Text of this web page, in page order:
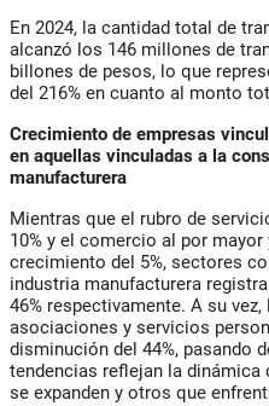
En 2024, la cantidad total de
alcanzó los 146 millones de
billones de pesos, lo que
del 216% en cuanto al monto
Crecimiento de empresas
en aquellas vinculadas a la
manufacturera
Mientras que el rubro de
10% y el comercio al por
crecimiento del 5%, sectores
industria manufacturera
46% respectivamente. A su
asociaciones y servicios
disminución del 44%, pasando
tendencias reflejan la
se expanden y otros que